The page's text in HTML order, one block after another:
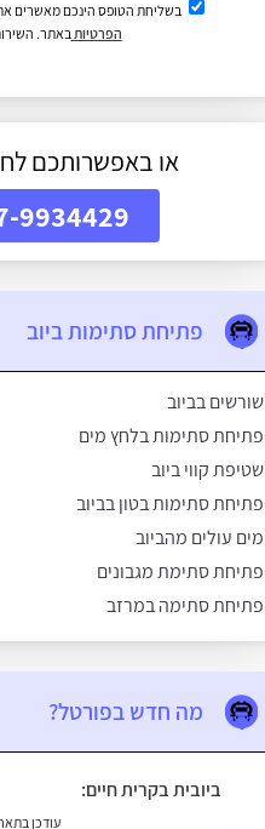
בשליחת הטופס הינכם מאשרים
הפרטיותבאתר.
או באפשרותכם
9934429
פתיחת סתימות ביוב
שורשים בביוב
פתיחת סתימות בלחץ מים
שטיפת קווי ביוב
פתיחת סתימות בטון בביוב
מים עולים מהביוב
פתיחת סתימת מגבונים
פתיחת סתימה במרזב
מה חדש בפורטל?
ביובית בקרית חיים:
עודכן